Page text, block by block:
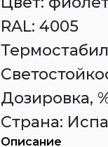
RAL: 4005
Дозировка,
Страна:
Описание